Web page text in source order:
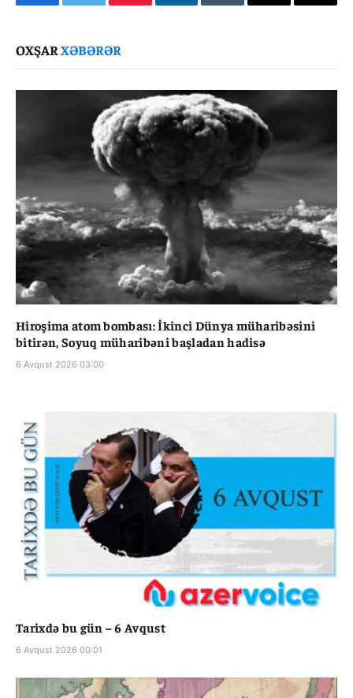
FacebookTwitter PinterestLinkedInTumblr Email
Copy
OXŞARXƏBƏRƏR
Hiroşima atom bombası: İkinci Dünya müharibəsini
bitirən, Soyuq müharibəni başladan hadisə
6 Avqust 2026 03:00
Tarixdə bu gün – 6 Avqust
6 Avqust 2026 00:01